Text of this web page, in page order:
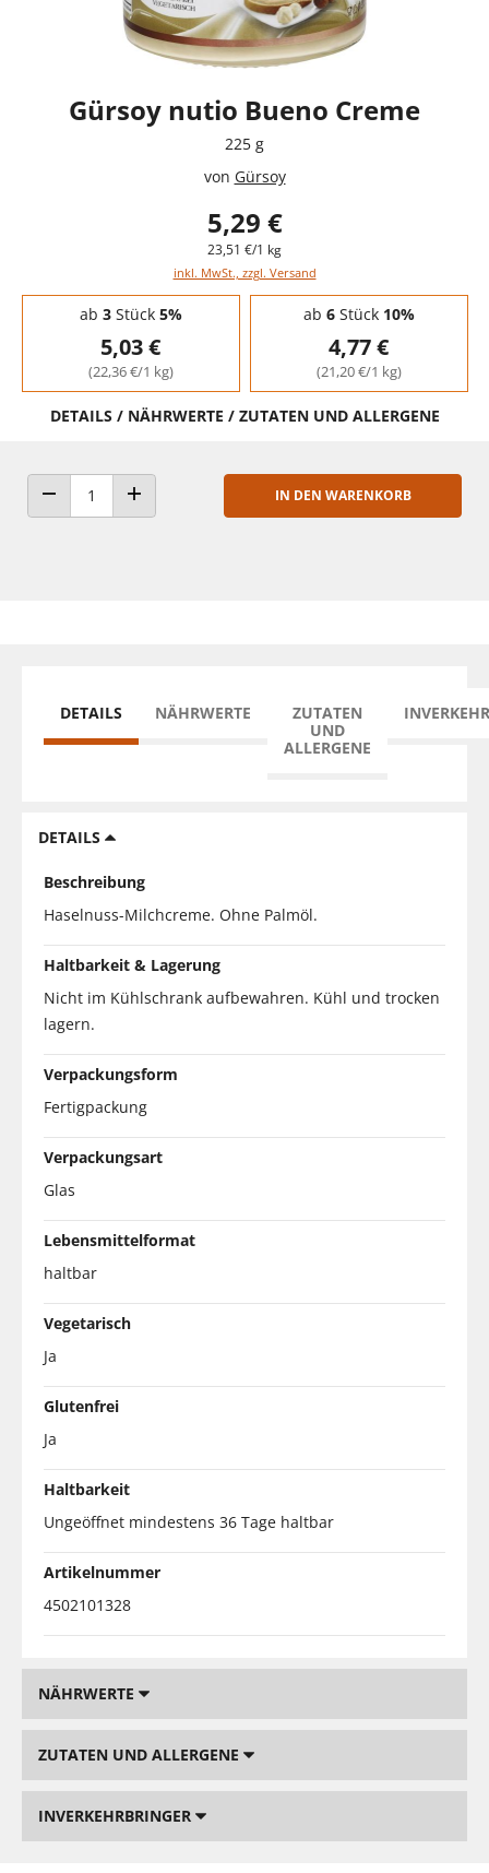
Gürsoy nutio Bueno Creme
225 g
von Gürsoy
5,29 €
23,51 €/1 kg
inkl. MwSt., zzgl. Versand
Staffelpreise - Mengenrabatt
ab 3Stück 5%
5,03 €
(22,36 €/1 kg)
ab 6Stück 10%
4,77 €
(21,20 €/1 kg)
DETAILS / NÄHRWERTE / ZUTATEN UND ALLERGENE
ANZAHL VERRINGERNANZAHL ERHÖHEN
IN DEN WARENKORB
DETAILS NÄHRWERTE
ZUTATEN
UND
ALLERGENE
DETAILS
Beschreibung
Haselnuss-Milchcreme. Ohne Palmöl.
Haltbarkeit & Lagerung
Nicht im Kühlschrank aufbewahren. Kühl und trocken
lagern.
Verpackungsform
Fertigpackung
Verpackungsart
Glas
Lebensmittelformat
haltbar
Vegetarisch
Ja
Glutenfrei
Ja
Haltbarkeit
Ungeöffnet mindestens 36 Tage haltbar
Artikelnummer
4502101328
NÄHRWERTE
ZUTATEN UND ALLERGENE
INVERKEHRBRINGER